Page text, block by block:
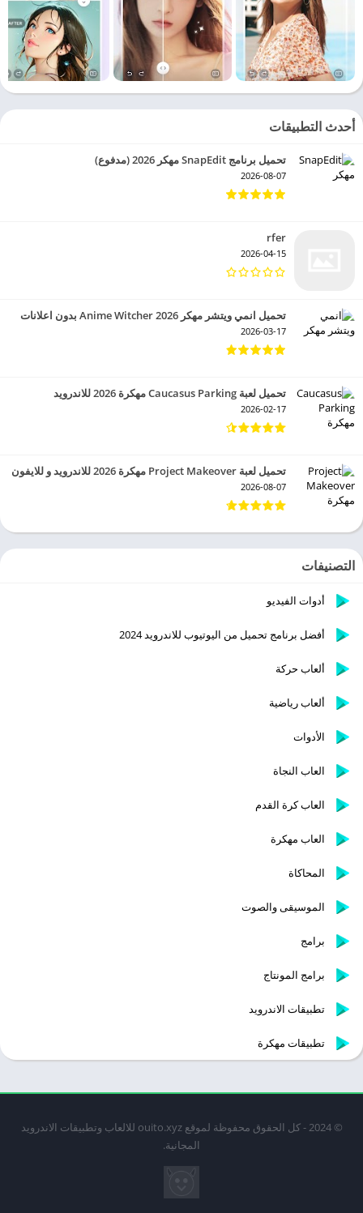
أحدث التطبيقات
تحميل برنامج SnapEdit مهكر 2026 (مدفوع)
2026-08-07
rfer
2026-04-15
تحميل انمي ويتشر مهكر 2026 Anime Witcher بدون اعلانات
2026-03-17
تحميل لعبة Caucasus Parking مهكرة 2026 للاندرويد
2026-02-17
تحميل لعبة Project Makeover مهكرة 2026 للاندرويد و للايفون
2026-08-07
التصنيفات
أدوات الفيديو
أفضل برنامج تحميل من اليوتيوب للاندرويد 2024
ألعاب حركة
ألعاب رياضية
الأدوات
العاب النجاة
العاب كرة القدم
العاب مهكرة
المحاكاة
الموسيقى والصوت
برامج
برامج المونتاج
تطبيقات الاندرويد
تطبيقات مهكرة
© 2024 - كل الحقوق محفوظة لموقع ouito.xyz للالعاب وتطبيقات الاندرويد
المجانية.